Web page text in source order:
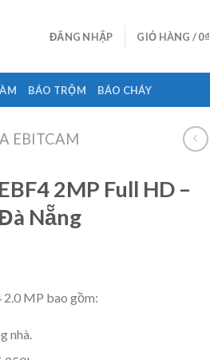
ĐĂNG NHẬP GIỎ HÀNG /0₫
BÁO TRỘM BÁO CHÁY
EBITCAM
2MP Full HD –
Nẵng
MP bao gồm:
nhà.